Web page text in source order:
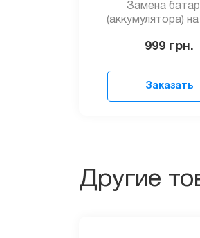
Замена
(аккумулятора)
999 грн.
Заказать
Другие